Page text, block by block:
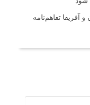
و آفریقا تفاهم‌نامه